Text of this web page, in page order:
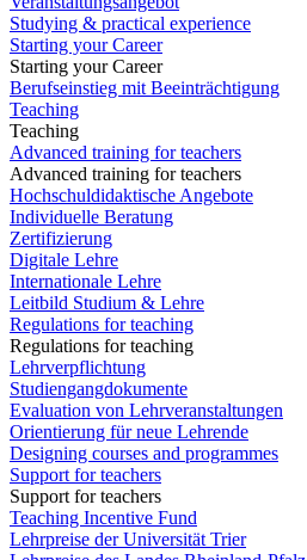
Studying & practical experience
Starting your Career
Starting your Career
Berufseinstieg mit Beeinträchtigung
Teaching
Teaching
Advanced training for teachers
Advanced training for teachers
Hochschuldidaktische Angebote
Individuelle Beratung
Zertifizierung
Digitale Lehre
Internationale Lehre
Leitbild Studium & Lehre
Regulations for teaching
Regulations for teaching
Lehrverpflichtung
Studiengangdokumente
Evaluation von Lehrveranstaltungen
Orientierung für neue Lehrende
Designing courses and programmes
Support for teachers
Support for teachers
Teaching Incentive Fund
Lehrpreise der Universität Trier